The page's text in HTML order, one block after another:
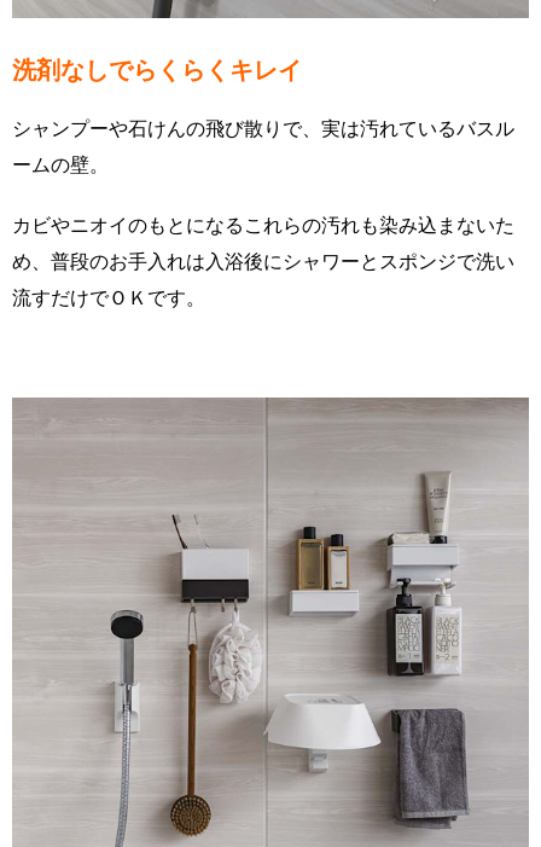
洗剤なしでらくらくキレイ
シャンプーや石けんの飛び散りで、実は汚れているバスル
ームの壁。
カビやニオイのもとになるこれらの汚れも染み込まないた
め、普段のお手入れは入浴後にシャワーとスポンジで洗い
流すだけでＯＫです。